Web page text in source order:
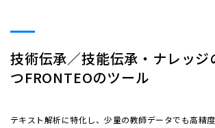
技術伝承／技能伝承・ナレッジ
つFRONTEOのツール
テキスト解析に特化し、少量の教師データでも高精